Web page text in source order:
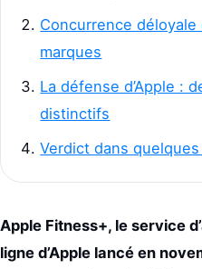
Concurrence
marques
La défense d’Apple :
distinctifs
Verdict dans quelques
Apple Fitness+, le service
ligne d’Apple lancé en